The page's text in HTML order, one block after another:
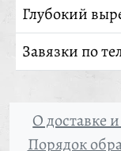
Глубокий
Завязки по
О доставке
Порядок